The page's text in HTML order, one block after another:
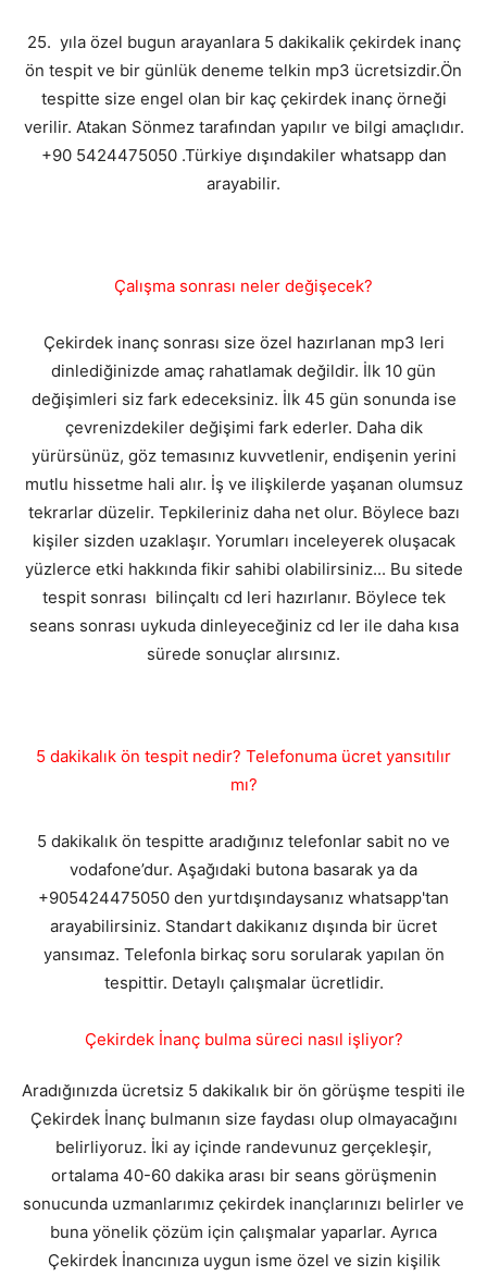
25. yıla özel bugun arayanlara 5 dakikalik çekirdek inanç
ön tespit ve bir günlük deneme telkin mp3 ücretsizdir.Ön
tespitte size engel olan bir kaç çekirdek inanç örneği
verilir. Atakan Sönmez tarafından yapılır ve bilgi amaçlıdır.
+90 5424475050 .Türkiye dışındakiler whatsapp dan
arayabilir.
Çalışma sonrası neler değişecek?
Çekirdek inanç sonrası size özel hazırlanan mp3 leri
dinlediğinizde amaç rahatlamak değildir. İlk 10 gün
değişimleri siz fark edeceksiniz. İlk 45 gün sonunda ise
çevrenizdekiler değişimi fark ederler. Daha dik
yürürsünüz, göz temasınız kuvvetlenir, endişenin yerini
mutlu hissetme hali alır. İş ve ilişkilerde yaşanan olumsuz
tekrarlar düzelir. Tepkileriniz daha net olur. Böylece bazı
kişiler sizden uzaklaşır. Yorumları inceleyerek oluşacak
yüzlerce etki hakkında fikir sahibi olabilirsiniz... Bu sitede
tespit sonrası bilinçaltı cd leri hazırlanır. Böylece tek
seans sonrası uykuda dinleyeceğiniz cd ler ile daha kısa
sürede sonuçlar alırsınız.
5 dakikalık ön tespit nedir? Telefonuma ücret yansıtılır
mı?
5 dakikalık ön tespitte aradığınız telefonlar sabit no ve
vodafone’dur. Aşağıdaki butona basarak ya da
+905424475050 den yurtdışındaysanız whatsapp'tan
arayabilirsiniz. Standart dakikanız dışında bir ücret
yansımaz. Telefonla birkaç soru sorularak yapılan ön
tespittir. Detaylı çalışmalar ücretlidir.
Çekirdek İnanç bulma süreci nasıl işliyor?
Aradığınızda ücretsiz 5 dakikalık bir ön görüşme tespiti ile
Çekirdek İnanç bulmanın size faydası olup olmayacağını
belirliyoruz. İki ay içinde randevunuz gerçekleşir,
ortalama 40-60 dakika arası bir seans görüşmenin
sonucunda uzmanlarımız çekirdek inançlarınızı belirler ve
buna yönelik çözüm için çalışmalar yaparlar. Ayrıca
Çekirdek İnancınıza uygun isme özel ve sizin kişilik